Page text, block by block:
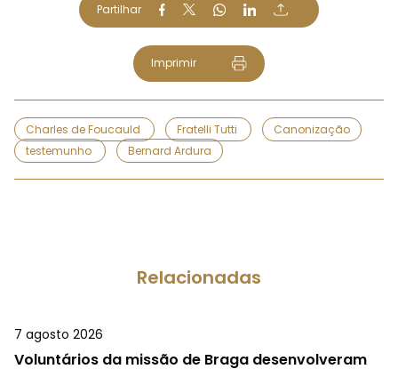
Partilhar
Imprimir
Charles de Foucauld Fratelli Tutti
Canonização
testemunho
Bernard Ardura
Relacionadas
7 agosto 2026
Voluntários da missão de Braga desenvolveram